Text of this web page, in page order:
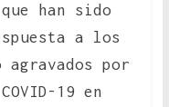
han sido
a los
agravados por
19 en